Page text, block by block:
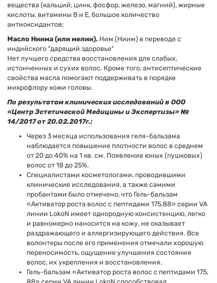
вещества (кальций, цинк, фосфор, железо, магний), жирные
кислоты, витамины B и E, большое количество
антиоксидантов;
Масло Ниима (или мелии). Ним (Ниим) в переводе с
индийского "дарящий здоровье"
Нет лучшего средства восстановления для слабых,
истонченных и сухих волос. Кроме того, антисептические
свойства масла помогают поддерживать в порядке
микрофлору кожи головы.
По результатам клинических исследований в ООО
«Центр Эстетической Медицины и Экспертизы» №
14/2017 от 20.02.2017г.:
Через 3 месяца использования геля-бальзама
наблюдается повышение плотности волос в среднем
от 20 до 40% на 1 кв. см. Появление юных (пушковых)
волос от 18 до 25%.
Специалистами косметологами, проводившими
клинические исследования, а также самими
пробантами было отмечено, что Гель-бальзам
«Активатор роста волос с пептидами 175,88» серии VA
линии LokoN имеет однородную консистенцию, легко
и равномерно наносится на кожу, не оказывает
раздражающего и аллергизирующего действия. Все
волонтеры после его применения отмечали хорошую
переносимость, ощущение улучшения состояния
волос, их укрепления и восстановления.
Гель-бальзам «Активатор роста волос с пептидами 175,